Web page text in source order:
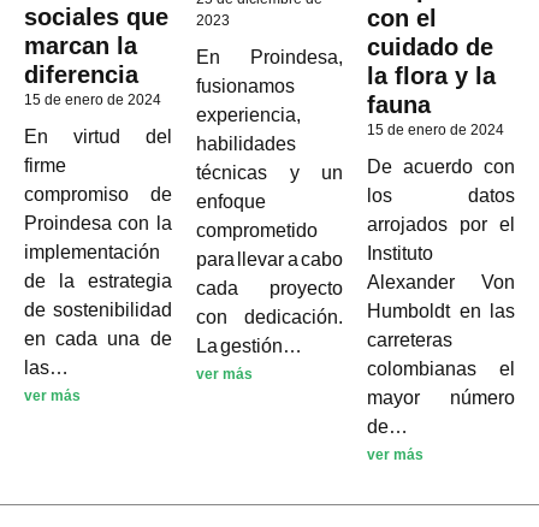
sociales que
marcan la
diferencia
15 de enero de 2024
En virtud del
firme
compromiso de
Proindesa con la
implementación
de la estrategia
de sostenibilidad
en cada una de
las…
ver más
2023
En Proindesa,
fusionamos
experiencia,
habilidades
técnicas y un
enfoque
comprometido
para llevar a cabo
cada proyecto
con dedicación.
La gestión…
ver más
con el
cuidado de
la flora y la
fauna
15 de enero de 2024
De acuerdo con
los datos
arrojados por el
Instituto
Alexander Von
Humboldt en las
carreteras
colombianas el
mayor número
de…
ver más